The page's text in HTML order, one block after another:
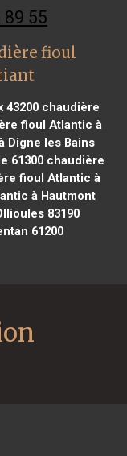
89 55
fioul
43200 chaudière
fioul Atlantic à
Digne les Bains
61300chaudière
fioul Atlantic à
à Hautmont
83190
61200